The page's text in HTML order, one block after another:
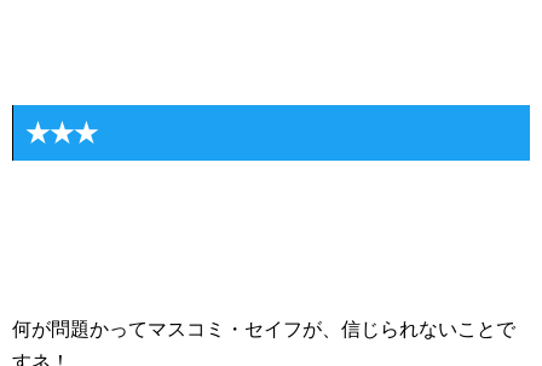
★★★
何が問題かってマスコミ・セイフが、信じられないことで
すネ！